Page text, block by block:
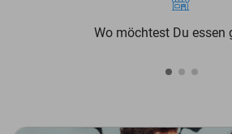
Wo möchtest Du essen